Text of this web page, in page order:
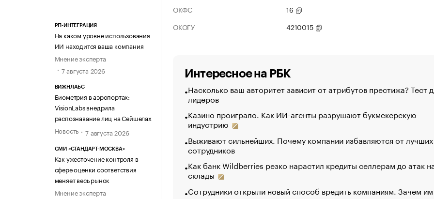
РП-ИНТЕГРАЦИЯ
На каком уровне использования
ИИ находится ваша компания
Мнение эксперта
7 августа 2026
ВИЖНЛАБС
Биометрия в аэропортах:
VisionLabs внедрила
распознавание лиц на Сейшелах
Новость
7 августа 2026
СМИ «СТАНДАРТ-МОСКВА»
Как ужесточение контроля в
сфере оценки соответствия
меняет весь рынок
Мнение эксперта
ОКФС
16
ОКОГУ
4210015
Интересное на РБК
Насколько ваш авторитет зависит от атрибутов престижа? Тест
лидеров
Казино проиграло. Как ИИ-агенты разрушают букмекерскую
индустрию
Выживают сильнейших. Почему компании избавляются от лучших
сотрудников
Как банк Wildberries резко нарастил кредиты селлерам до атак
склады
Сотрудники открыли новый способ вредить компаниям. Зачем